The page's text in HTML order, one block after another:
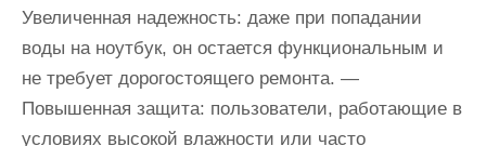
Увеличенная надежность: даже при попадании
воды на ноутбук, он остается функциональным и
не требует дорогостоящего ремонта. —
Повышенная защита: пользователи, работающие в
условиях высокой влажности или часто